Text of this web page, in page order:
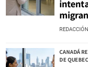
REDACCIÓN
CANADÁ
DE